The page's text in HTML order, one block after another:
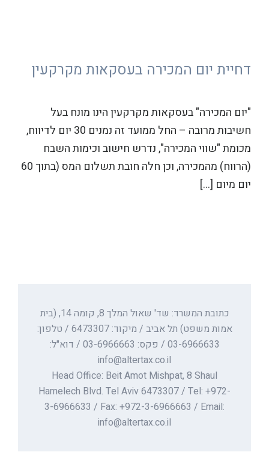
דחיית יום המכירה בעסקאות מקרקעין
"יום המכירה" בעסקאות מקרקעין הינו מונח בעל
חשיבות מרובה – החל ממועד זה נמנים 30 יום לדיווח,
מכומת "שווי המכירה", נדרש חישוב וכימות השבח
(הרווח) מהמכירה, וכן חלה חובת תשלום המס (בתוך 60
יום מיום […]
כתובת המשרד: שד' שאול המלך 8, קומה 14, (בית
אמות משפט) תל אביב / מיקוד: 6473307 / טלפון:
03-6966633 / פקס: 03-6966663 / דוא"ל:
info@altertax.co.il
Head Office: Beit Amot Mishpat, 8 Shaul
Hamelech Blvd. Tel Aviv 6473307 / Tel: +972-
3-6966633 / Fax: +972-3-6966663 / Email:
info@altertax.co.il